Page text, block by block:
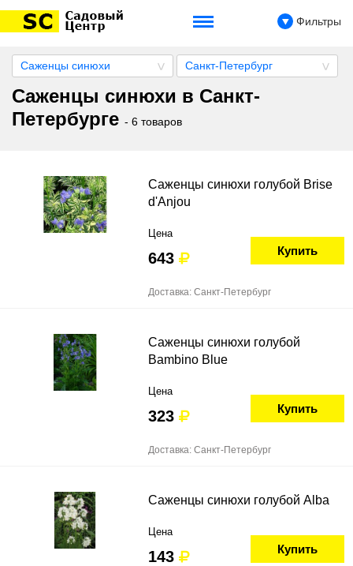
Фильтры
Саженцы синюхи Санкт-Петербург
Саженцы синюхи в Санкт-
Петербурге - 6 товаров
Саженцы синюхи голубой Brise
d'Anjou
Цена
643 Купить
Доставка: Санкт-Петербург
Саженцы синюхи голубой
Bambino Blue
Цена
323 Купить
Доставка: Санкт-Петербург
Саженцы синюхи голубой Alba
Цена
143 Купить